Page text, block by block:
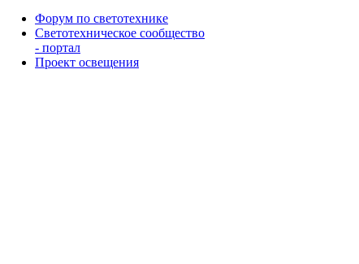
Форум по светотехнике
Светотехническое сообщество
- портал
Проект освещения